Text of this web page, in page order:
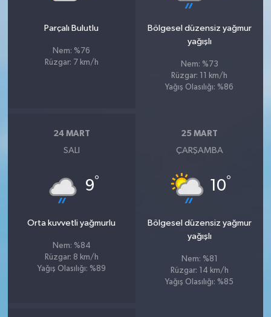
Parçalı Bulutlu
Nem: %76
Rüzgar: 7 km/h
Bölgesel düzensiz yağmur
yağışlı
Nem: %73
Rüzgar: 11 km/h
Yağış Olasılığı: %86
24 MART
SALI
9°
Orta kuvvetli yağmurlu
Nem: %84
Rüzgar: 8 km/h
Yağış Olasılığı: %89
25 MART
ÇARŞAMBA
10°
Bölgesel düzensiz yağmur
yağışlı
Nem: %81
Rüzgar: 14 km/h
Yağış Olasılığı: %85